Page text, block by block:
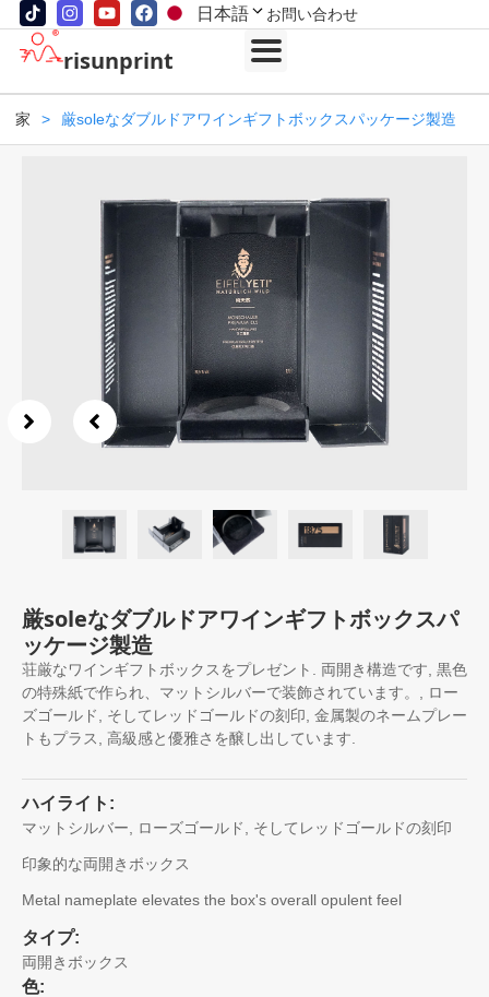
日本語 お問い合わせ
risunprint
家 > 厳soleなダブルドアワインギフトボックスパッケージ製造
厳soleなダブルドアワインギフトボックスパ
ッケージ製造
荘厳なワインギフトボックスをプレゼント. 両開き構造です, 黒色
の特殊紙で作られ、マットシルバーで装飾されています。, ロー
ズゴールド, そしてレッドゴールドの刻印, 金属製のネームプレー
トもプラス, 高級感と優雅さを醸し出しています.
ハイライト:
マットシルバー, ローズゴールド, そしてレッドゴールドの刻印
印象的な両開きボックス
Metal nameplate elevates the box's overall opulent feel
タイプ:
両開きボックス
色: